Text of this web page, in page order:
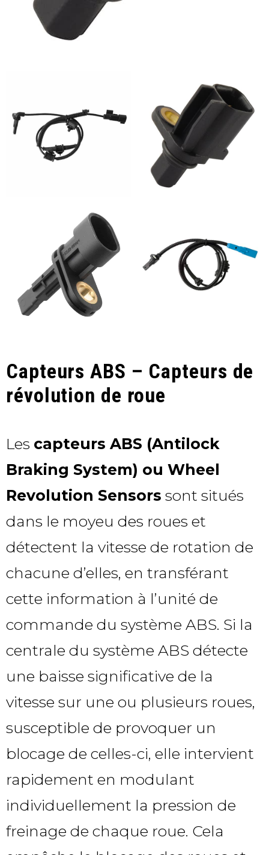
Capteurs ABS – Capteurs de
révolution de roue
Les capteurs ABS (Antilock
Braking System) ou Wheel
Revolution Sensors sont situés
dans le moyeu des roues et
détectent la vitesse de rotation de
chacune d’elles, en transférant
cette information à l’unité de
commande du système ABS. Si la
centrale du système ABS détecte
une baisse significative de la
vitesse sur une ou plusieurs roues,
susceptible de provoquer un
blocage de celles-ci, elle intervient
rapidement en modulant
individuellement la pression de
freinage de chaque roue. Cela